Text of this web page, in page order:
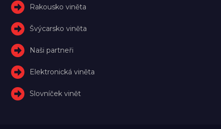
Rakousko viněta
Švýcarsko viněta
Naši partneři
Elektronická viněta
Slovníček vinět